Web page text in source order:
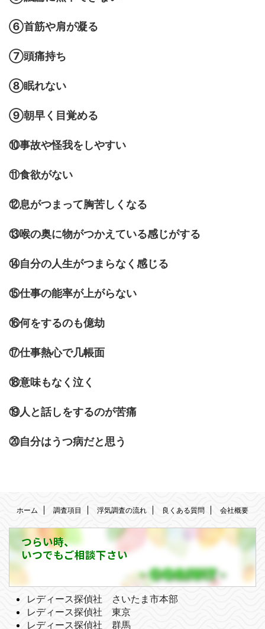
⑥首筋や肩が凝る
⑦頭痛持ち
⑧眠れない
⑨朝早く目覚める
⑩事故や怪我をしやすい
⑪食欲がない
⑫息がつまって胸苦しくなる
⑬喉の奥に物がつかえている感じがする
⑭自分の人生がつまらなく感じる
⑮仕事の能率が上がらない
⑯何をするのも億劫
⑰仕事熱心で几帳面
⑱意味もなく泣く
⑲人と話しをするのが苦痛
⑳自分はうつ病だと思う
ホーム 調査項目 浮気調査の流れ 良くある質問 会社概要
つらい時、
いつでもご相談下さい
レディース探偵社 さいたま市本部
レディース探偵社 東京
レディース探偵社 群馬